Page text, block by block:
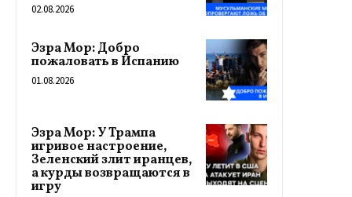
02.08.2026
Эзра Мор: Добро
пожаловать в Испанию
01.08.2026
Эзра Мор: У Трампа
игривое настроение,
Зеленский злит иранцев,
а курды возвращаются в
игру